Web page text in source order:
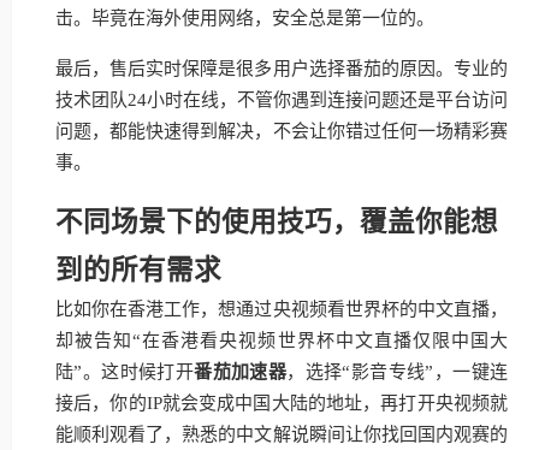
击。毕竟在海外使用网络，安全总是第一位的。
最后，售后实时保障是很多用户选择番茄的原因。专业的
技术团队24小时在线，不管你遇到连接问题还是平台访问
问题，都能快速得到解决，不会让你错过任何一场精彩赛
事。
不同场景下的使用技巧，覆盖你能想
到的所有需求
比如你在香港工作，想通过央视频看世界杯的中文直播，
却被告知“在香港看央视频世界杯中文直播仅限中国大
陆”。这时候打开番茄加速器，选择“影音专线”，一键连
接后，你的IP就会变成中国大陆的地址，再打开央视频就
能顺利观看了，熟悉的中文解说瞬间让你找回国内观赛的